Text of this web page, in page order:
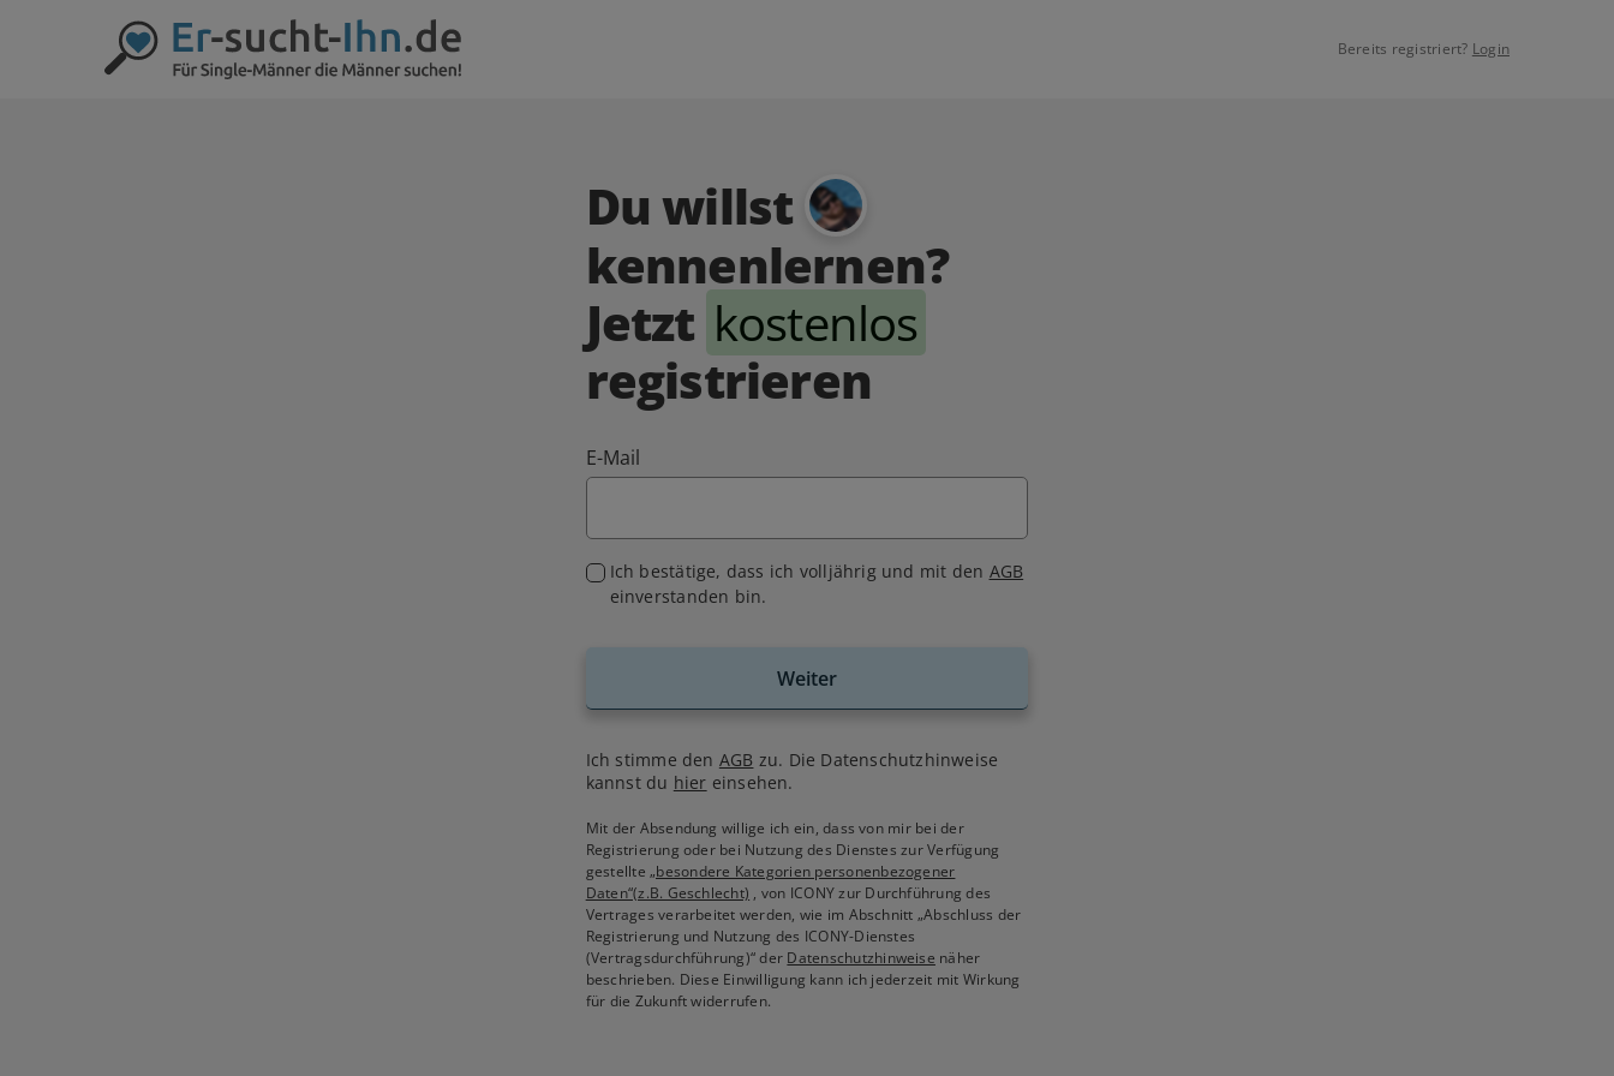
Bereits registriert? Login
Du willst
kennenlernen?
Jetzt kostenlos
registrieren
E-Mail
Ich bestätige, dass ich volljährig und mit den AGB
einverstanden bin.
Weiter
Ich stimme den AGB zu. Die Datenschutzhinweise
kannst du hier einsehen.
Mit der Absendung willige ich ein, dass von mir bei der
Registrierung oder bei Nutzung des Dienstes zur Verfügung
gestellte„besondere Kategorien personenbezogener
Daten“(z.B. Geschlecht) , von ICONY zur Durchführung des
Vertrages verarbeitet werden, wie im Abschnitt „Abschluss der
Registrierung und Nutzung des ICONY-Dienstes
(Vertragsdurchführung)“ der Datenschutzhinweise näher
beschrieben. Diese Einwilligung kann ich jederzeit mit Wirkung
für die Zukunft widerrufen.